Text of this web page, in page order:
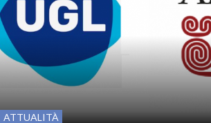
ATTUALITÀ